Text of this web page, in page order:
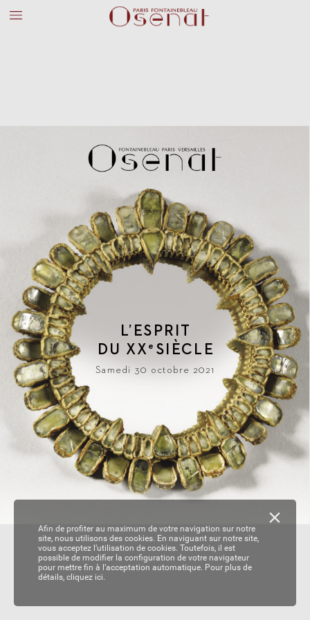
L’ESPRIT
DU XX e SIÈCLE
Samedi 30 octobre 2021
Afin de profiter au maximum de votre navigation sur notre
site, nous utilisons des cookies. En naviguant sur notre site,
vous acceptez l’utilisation de cookies. Toutefois, il est
possible de modifier la configuration de votre navigateur
pour mettre fin à l’acceptation automatique. Pour plus de
détails, cliquez ici.